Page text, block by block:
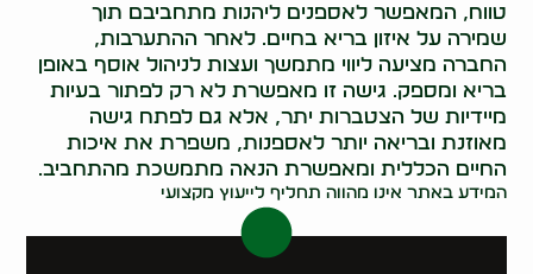
טווח, המאפשר לאספנים ליהנות מתחביבם תוך
שמירה על איזון בריא בחיים. לאחר ההתערבות,
החברה מציעה ליווי מתמשך ועצות לניהול אוסף באופן
בריא ומספק. גישה זו מאפשרת לא רק לפתור בעיות
מיידיות של הצטברות יתר, אלא גם לפתח גישה
מאוזנת ובריאה יותר לאספנות, משפרת את איכות
החיים הכללית ומאפשרת הנאה מתמשכת מהתחביב.
המידע באתר אינו מהווה תחליף לייעוץ מקצועי